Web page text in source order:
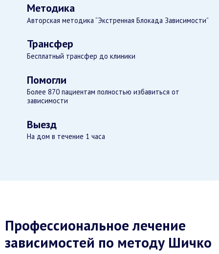
Методика
Авторская методика “Экстренная Блокада Зависимости”
Трансфер
Бесплатный трансфер до клиники
Помогли
Более 870 пациентам полностью избавиться от
зависимости
Выезд
На дом в течение 1 часа
Профессиональное лечение
зависимостей по методу Шичко